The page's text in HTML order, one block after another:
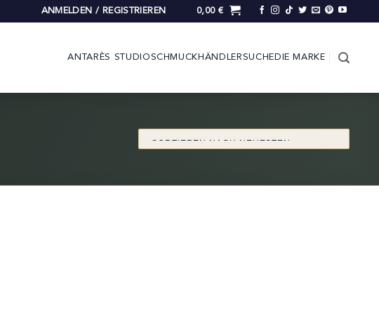
ANMELDEN / REGISTRIEREN 0,00 €
ANTARÈS STUDIOSCHMUCK HÄNDLERSUCHE DIE MARKE